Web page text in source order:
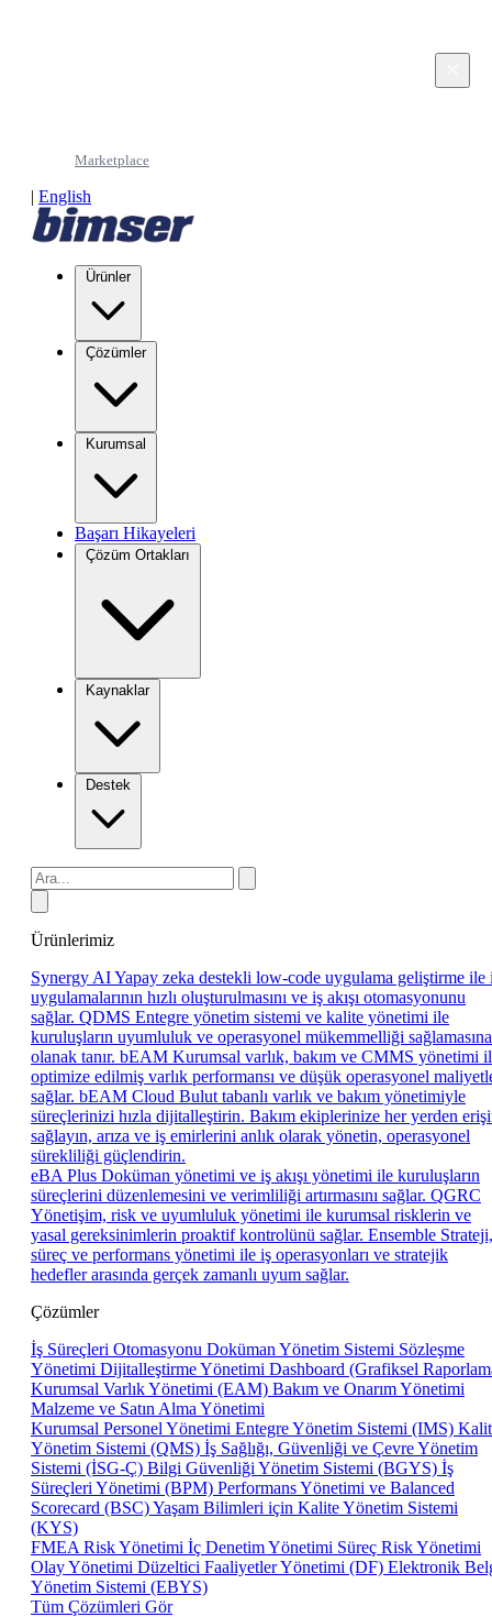
Marketplace
| English
Ürünler
Çözümler
Kurumsal
Başarı Hikayeleri
Çözüm Ortakları
Kaynaklar
Destek
Ürünlerimiz
Synergy AIYapay zeka destekli low-code uygulama geliştirme ile
uygulamalarının hızlı oluşturulmasını ve iş akışı otomasyonunu
sağlar. QDMS Entegre yönetim sistemi ve kalite yönetimi ile
kuruluşların uyumluluk ve operasyonel mükemmelliği sağlamasına
olanak tanır. bEAM Kurumsal varlık, bakım ve CMMS yönetimi
optimize edilmiş varlık performansı ve düşük operasyonel
sağlar. bEAM Cloud Bulut tabanlı varlık ve bakım yönetimiyle
süreçlerinizi hızla dijitalleştirin. Bakım ekiplerinize her yerden
sağlayın, arıza ve iş emirlerini anlık olarak yönetin, operasyonel
sürekliliği güçlendirin.
eBA Plus Doküman yönetimi ve iş akışı yönetimi ile kuruluşların
süreçlerini düzenlemesini ve verimliliği artırmasını sağlar. QGRC
Yönetişim, risk ve uyumluluk yönetimi ile kurumsal risklerin ve
yasal gereksinimlerin proaktif kontrolünü sağlar. Ensemble Strateji,
süreç ve performans yönetimi ile iş operasyonları ve stratejik
hedefler arasında gerçek zamanlı uyum sağlar.
Çözümler
İş Süreçleri Otomasyonu Doküman Yönetim Sistemi Sözleşme
Yönetimi Dijitalleştirme Yönetimi Dashboard (Grafiksel
Kurumsal Varlık Yönetimi (EAM) Bakım ve Onarım Yönetimi
Malzeme ve Satın Alma Yönetimi
Kurumsal Personel Yönetimi Entegre Yönetim Sistemi (IMS)
Yönetim Sistemi (QMS) İş Sağlığı, Güvenliği ve Çevre Yönetim
Sistemi (İSG-Ç) Bilgi Güvenliği Yönetim Sistemi (BGYS) İş
Süreçleri Yönetimi (BPM) Performans Yönetimi ve Balanced
Scorecard (BSC)Yaşam Bilimleri için Kalite Yönetim Sistemi
(KYS)
FMEA Risk Yönetimi İç Denetim Yönetimi Süreç Risk Yönetimi
Olay Yönetimi Düzeltici Faaliyetler Yönetimi (DF) Elektronik
Yönetim Sistemi (EBYS)
Tüm Çözümleri Gör